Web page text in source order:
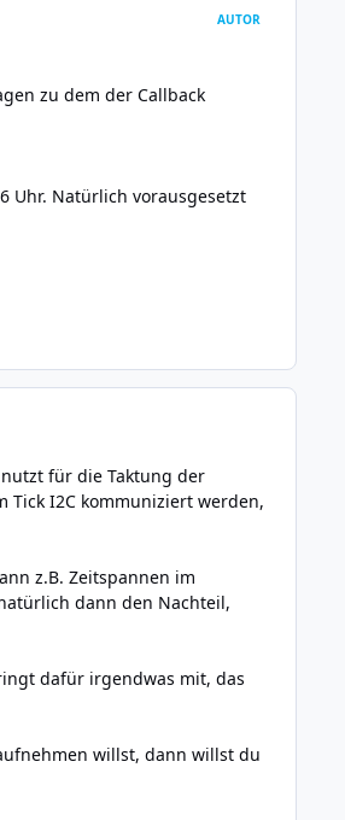
AUTOR
zu dem der Callback
Uhr. Natürlich vorausgesetzt
nutzt für die Taktung der
Tick I2C kommuniziert werden,
z.B. Zeitspannen im
dann den Nachteil,
dafür irgendwas mit, das
willst, dann willst du